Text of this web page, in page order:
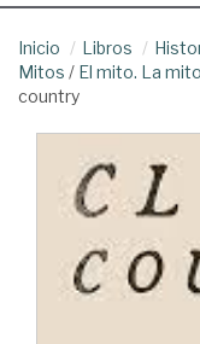
Inicio Libros
Mitos / El mito. La
country